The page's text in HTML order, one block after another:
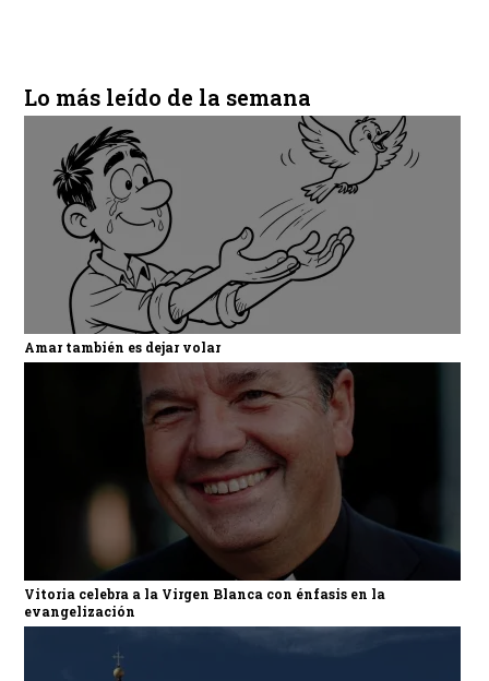
Lo más leído de la semana
Amar también es dejar volar
Vitoria celebra a la Virgen Blanca con énfasis en la
evangelización